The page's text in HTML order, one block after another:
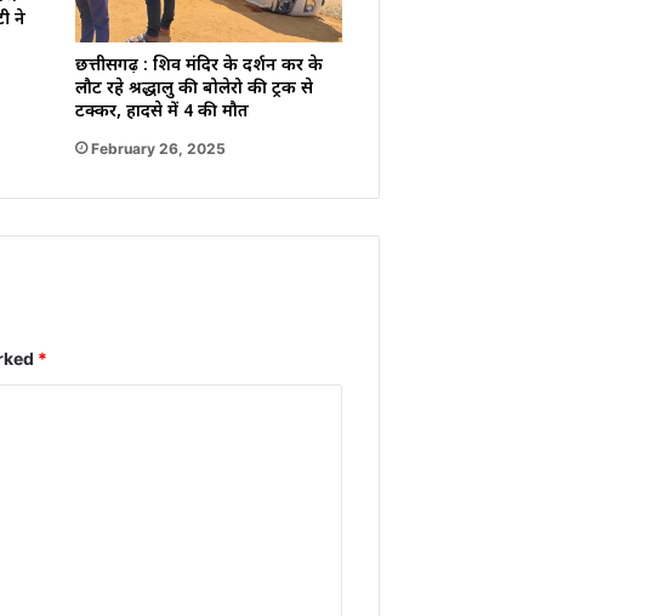
ने
छत्तीसगढ़ : शिव मंदिर के दर्शन कर के
लौट रहे श्रद्धालु की बोलेरो की ट्रक से
टक्कर, हादसे में 4 की मौत
February 26, 2025
*